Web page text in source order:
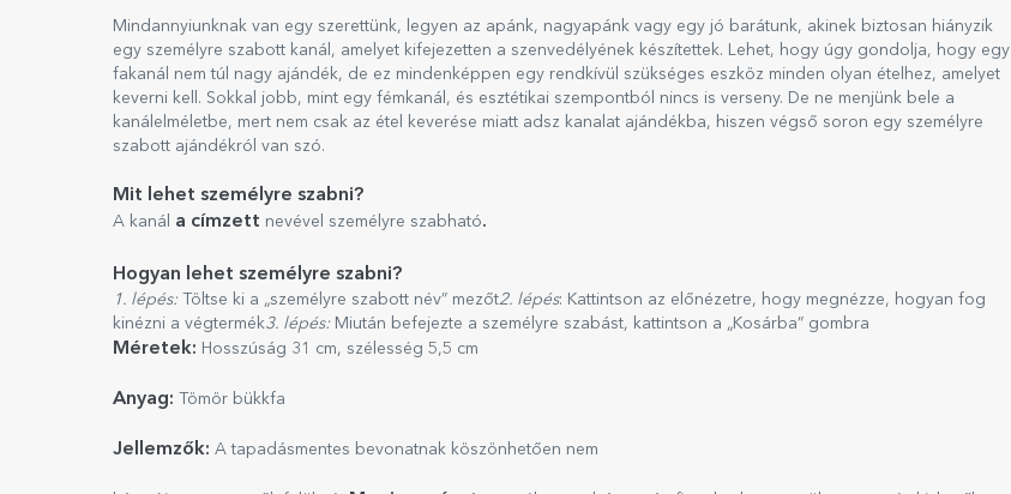
Mindannyiunknak van egy szerettünk, legyen az apánk, nagyapánk vagy egy jó barátunk, akinek biztosan hiányzik
egy személyre szabott kanál, amelyet kifejezetten a szenvedélyének készítettek. Lehet, hogy úgy gondolja, hogy egy
fakanál nem túl nagy ajándék, de ez mindenképpen egy rendkívül szükséges eszköz minden olyan ételhez, amelyet
keverni kell. Sokkal jobb, mint egy fémkanál, és esztétikai szempontból nincs is verseny. De ne menjünk bele a
kanálelméletbe, mert nem csak az étel keverése miatt adsz kanalat ajándékba, hiszen végső soron egy személyre
szabott ajándékról van szó.
Mit lehet személyre szabni?
A kanál a címzett nevével személyre szabható.
Hogyan lehet személyre szabni?
1. lépés: Töltse ki a „személyre szabott név” mezőt2. lépés: Kattintson az előnézetre, hogy megnézze, hogyan fog
kinézni a végtermék3. lépés: Miután befejezte a személyre szabást, kattintson a „Kosárba” gombra
Méretek: Hosszúság 31 cm, szélesség 5,5 cm
Anyag: Tömör bükkfa
Jellemzők: A tapadásmentes bevonatnak köszönhetően nem